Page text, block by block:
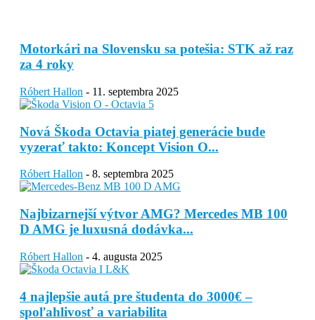
Motorkári na Slovensku sa potešia: STK až raz
za 4 roky
Róbert Hallon - 11. septembra 2025
Nová Škoda Octavia piatej generácie bude
vyzerať takto: Koncept Vision O...
Róbert Hallon - 8. septembra 2025
Najbizarnejší výtvor AMG? Mercedes MB 100
D AMG je luxusná dodávka...
Róbert Hallon - 4. augusta 2025
4 najlepšie autá pre študenta do 3000€ –
spoľahlivosť a variabilita